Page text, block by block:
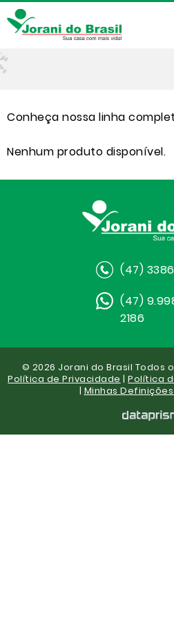
Conheça nossa linha
Nenhum produto disponível.
(47)
(47)
2186
© 2026 Jorani do Brasil Todos
Política de Privacidade |Política
| Minhas